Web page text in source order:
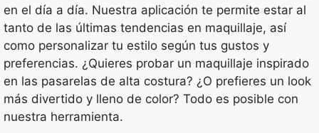
en el día a día. Nuestra aplicación te permite estar al
tanto de las últimas tendencias en maquillaje, así
como personalizar tu estilo según tus gustos y
preferencias. ¿Quieres probar un maquillaje inspirado
en las pasarelas de alta costura? ¿O prefieres un look
más divertido y lleno de color? Todo es posible con
nuestra herramienta.